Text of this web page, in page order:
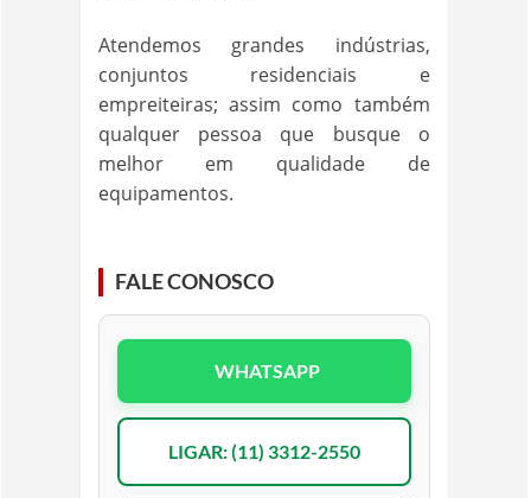
Atendemos grandes indústrias,
conjuntos residenciais e
empreiteiras; assim como também
qualquer pessoa que busque o
melhor em qualidade de
equipamentos.
FALE CONOSCO
WHATSAPP
LIGAR: (11) 3312-2550